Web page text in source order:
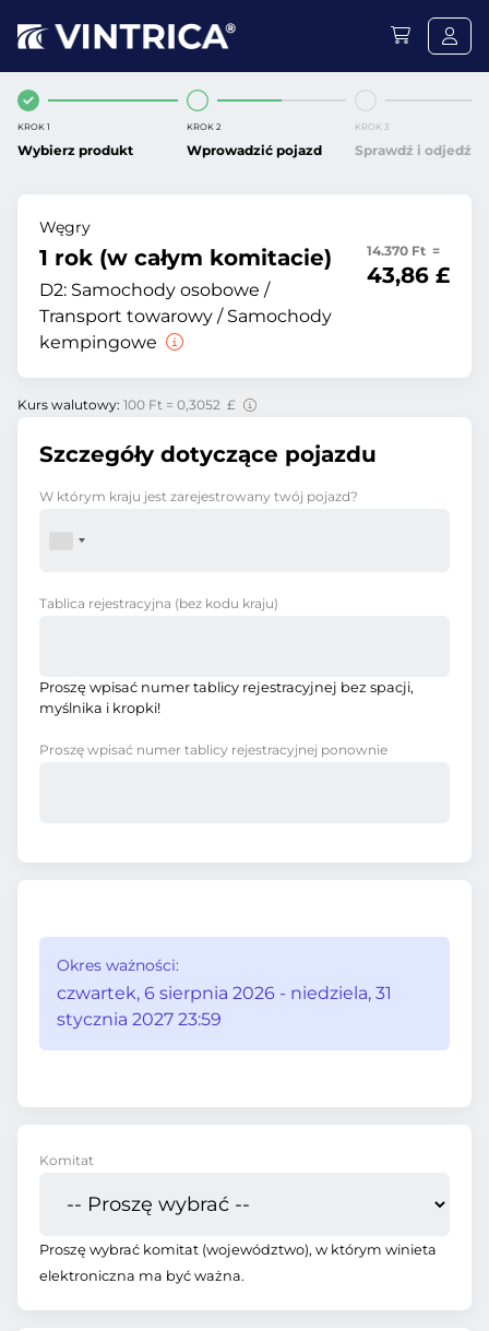
KROK 1
Wybierz produkt
KROK 2
Wprowadzić pojazd
KROK 3
Sprawdź i odjedź
Węgry
1 rok (w całym komitacie)
D2: Samochody osobowe /
Transport towarowy / Samochody
kempingowe
14.370 Ft =
43,86 £
Kurs walutowy: 100 Ft = 0,3052 £
Szczegóły dotyczące pojazdu
W którym kraju jest zarejestrowany twój pojazd?
Tablica rejestracyjna (bez kodu kraju)
Proszę wpisać numer tablicy rejestracyjnej bez spacji,
myślnika i kropki!
Proszę wpisać numer tablicy rejestracyjnej ponownie
Okres ważności:
czwartek, 6 sierpnia 2026 - niedziela, 31
stycznia 2027 23:59
Komitat
Proszę wybrać komitat (województwo), w którym winieta
elektroniczna ma być ważna.